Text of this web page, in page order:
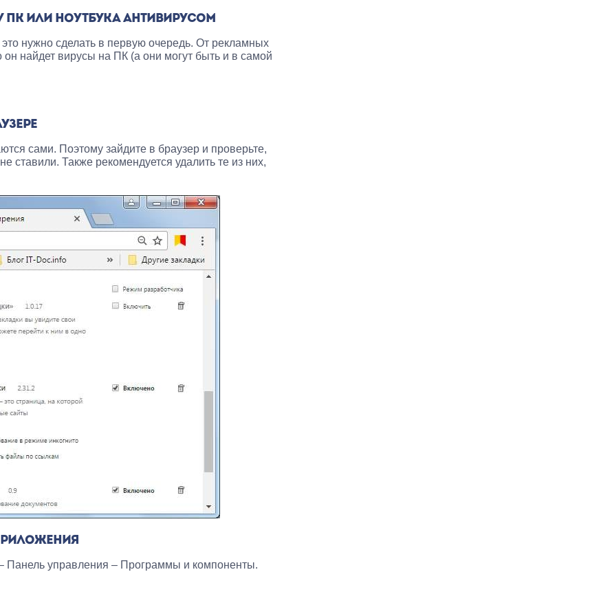
ПК ИЛИ НОУТБУКА АНТИВИРУСОМ
нужно сделать в первую очередь. От рекламных
он найдет вирусы на ПК (а они могут быть и в самой
сами. Поэтому зайдите в браузер и проверьте,
ставили. Также рекомендуется удалить те из них,
Панель управления – Программы и компоненты.